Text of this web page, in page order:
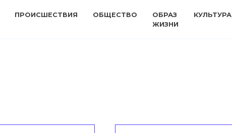
ПРОИСШЕСТВИЯ ОБЩЕСТВО
ОБРАЗ
ЖИЗНИ
КУЛЬТУРА